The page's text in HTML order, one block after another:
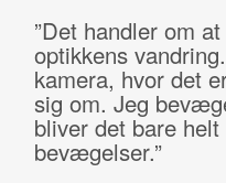
”Det handler om
optikkens
kamera, hvor det
sig om. Jeg
bliver det bare
bevægelser.”